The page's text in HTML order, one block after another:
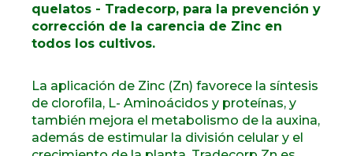
quelatos - Tradecorp, para la prevención y
corrección de la carencia de Zinc en
todos los cultivos.
La aplicación de Zinc (Zn) favorece la síntesis
de clorofila, L- Aminoácidos y proteínas, y
también mejora el metabolismo de la auxina,
además de estimular la división celular y el